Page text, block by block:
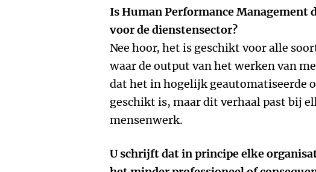
Is Human Performance Management
voor de dienstensector?
Nee hoor, het is geschikt voor alle
waar de output van het werken van
dat het in hogelijk geautomatiseerde
geschikt is, maar dit verhaal past bij
mensenwerk.
U schrijft dat in principe elke